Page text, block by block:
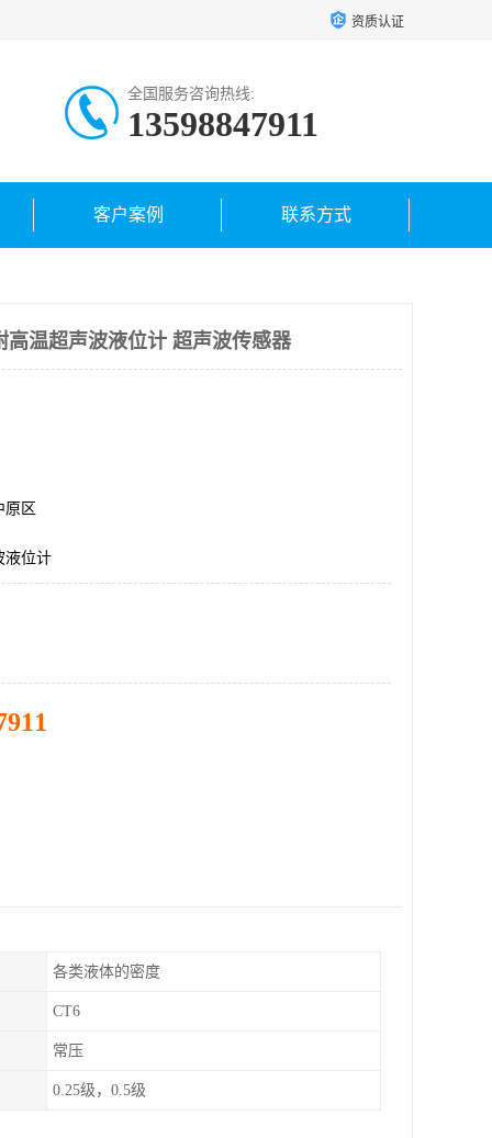
资质认证
全国服务咨询热线:
13598847911
客户案例 联系方式
高温超声波液位计 超声波传感器
原区
液位计
各类液体的密度
CT6
常压
0.25级，0.5级